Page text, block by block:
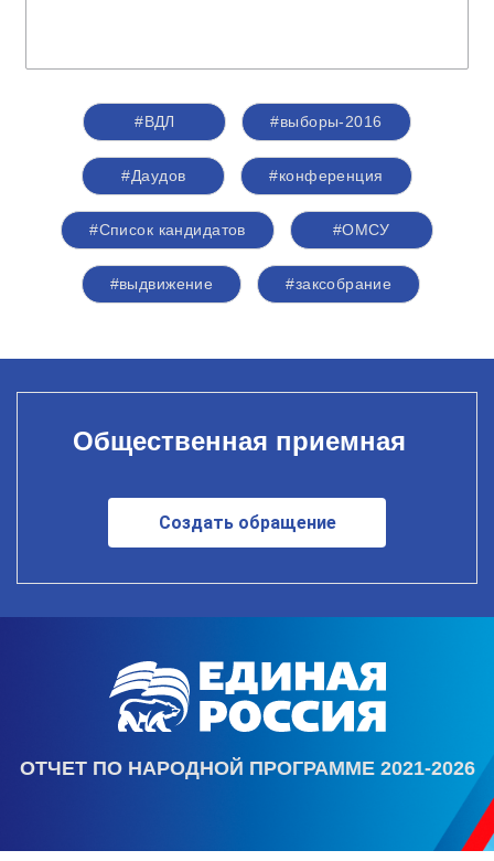
#ВДЛ #выборы-2016
#Даудов #конференция
#Список кандидатов #ОМСУ
#выдвижение #заксобрание
Общественная приемная
Создать обращение
ОТЧЕТ ПО НАРОДНОЙ ПРОГРАММЕ 2021-2026